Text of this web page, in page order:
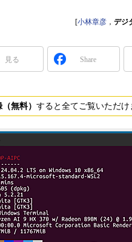
[小林章彦 ， デジ
見る Share
無料） すると全てご覧いただけ